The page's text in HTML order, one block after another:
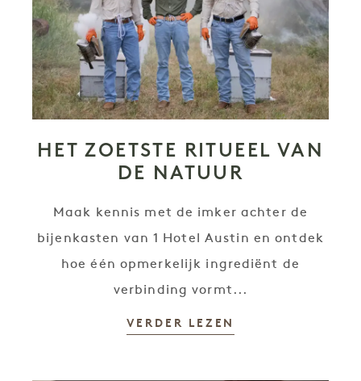
HET ZOETSTE RITUEEL VAN
DE NATUUR
Maak kennis met de imker achter de
bijenkasten van 1 Hotel Austin en ontdek
hoe één opmerkelijk ingrediënt de
verbinding vormt...
VERDER LEZEN